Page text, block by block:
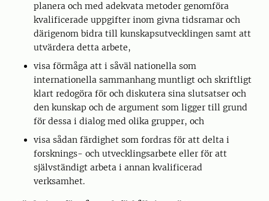
planera och med adekvata metoder genomföra
kvalificerade uppgifter inom givna tidsramar och
därigenom bidra till kunskapsutvecklingen samt att
utvärdera detta arbete,
visa förmåga att i såväl nationella som
internationella sammanhang muntligt och skriftligt
klart redogöra för och diskutera sina slutsatser och
den kunskap och de argument som ligger till grund
för dessa i dialog med olika grupper, och
visa sådan färdighet som fordras för att delta i
forsknings- och utvecklingsarbete eller för att
självständigt arbeta i annan kvalificerad
verksamhet.